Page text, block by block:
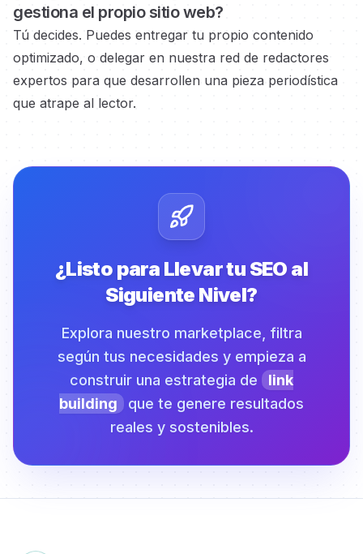
gestiona el propiositio web?
Tú decides. Puedes entregar tu propio contenido
optimizado, o delegar en nuestra red de redactores
expertos para que desarrollen una pieza periodística
que atrape al lector.
¿Listo para Llevar tu SEO al
Siguiente Nivel?
Explora nuestro marketplace, filtra
según tus necesidades y empieza a
construir una estrategia de
link
building
que te genere resultados
reales y sostenibles.